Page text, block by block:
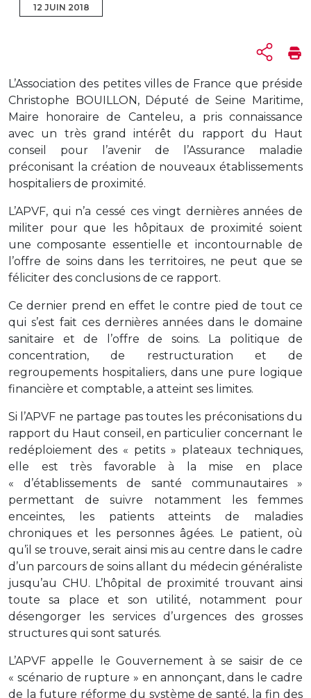
12 JUIN 2018
L’Association des petites villes de France que préside
Christophe BOUILLON, Député de Seine Maritime,
Maire honoraire de Canteleu, a pris connaissance
avec un très grand intérêt du rapport du Haut
conseil pour l’avenir de l’Assurance maladie
préconisant la création de nouveaux établissements
hospitaliers de proximité.
L’APVF, qui n’a cessé ces vingt dernières années de
militer pour que les hôpitaux de proximité soient
une composante essentielle et incontournable de
l’offre de soins dans les territoires, ne peut que se
féliciter des conclusions de ce rapport.
Ce dernier prend en effet le contre pied de tout ce
qui s’est fait ces dernières années dans le domaine
sanitaire et de l’offre de soins. La politique de
concentration, de restructuration et de
regroupements hospitaliers, dans une pure logique
financière et comptable, a atteint ses limites.
Si l’APVF ne partage pas toutes les préconisations du
rapport du Haut conseil, en particulier concernant le
redéploiement des « petits » plateaux techniques,
elle est très favorable à la mise en place
« d’établissements de santé communautaires »
permettant de suivre notamment les femmes
enceintes, les patients atteints de maladies
chroniques et les personnes âgées. Le patient, où
qu’il se trouve, serait ainsi mis au centre dans le cadre
d’un parcours de soins allant du médecin généraliste
jusqu’au CHU. L’hôpital de proximité trouvant ainsi
toute sa place et son utilité, notamment pour
désengorger les services d’urgences des grosses
structures qui sont saturés.
L’APVF appelle le Gouvernement à se saisir de ce
« scénario de rupture » en annonçant, dans le cadre
de la future réforme du système de santé, la fin des